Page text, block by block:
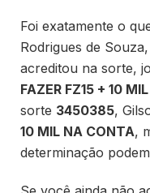
Foi exatamente o
Rodrigues de
acreditou na sorte,
FAZER FZ15 + 10
sorte 3450385,
10 MIL NA CONTA,
determinação